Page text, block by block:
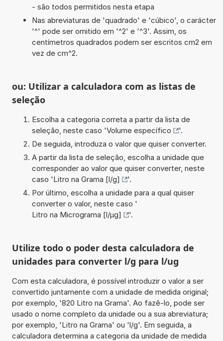
- são todos permitidos nesta etapa
Nas abreviaturas de 'quadrado' e 'cúbico', o carácter
'^' pode ser omitido em '^2' e '^3'. Assim, os
centímetros quadrados podem ser escritos cm2 em
vez de cm^2.
ou: Utilizar a calculadora com as listas de
seleção
Escolha a categoria correta a partir da lista de
seleção, neste caso 'Volume específico
'.
De seguida, introduza o valor que quiser converter.
A partir da lista de seleção, escolha a unidade que
corresponder ao valor que quiser converter, neste
caso 'Litro na Grama [l/g]
'.
Por último, escolha a unidade para a qual quiser
converter o valor, neste caso '
Litro na Micrograma [l/µg]
'.
Utilize todo o poder desta calculadora de
unidades para converter l/g para l/ug
Com esta calculadora, é possível introduzir o valor a ser
convertido juntamente com a unidade de medida original;
por exemplo, '820 Litro na Grama'. Ao fazê-lo, pode ser
usado o nome completo da unidade ou a sua abreviatura;
por exemplo, 'Litro na Grama' ou 'l/g'. Em seguida, a
calculadora determina a categoria da unidade de medida